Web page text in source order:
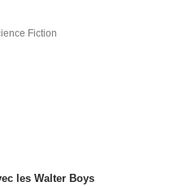
Fiction
les Walter Boys